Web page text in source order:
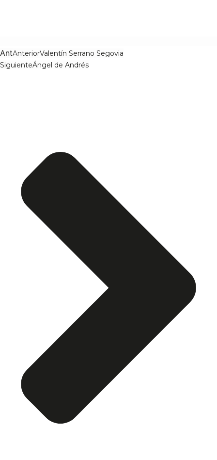
AntAnteriorValentín Serrano Segovia
SiguienteÁngel de Andrés